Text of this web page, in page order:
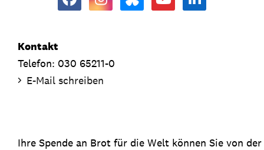
Kontakt
Telefon: 030 65211-0
E-Mail schreiben
Ihre Spende an Brot für die Welt können Sie von